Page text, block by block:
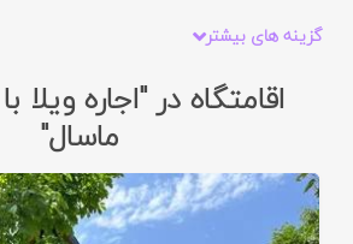
گزینه های بیشتر
اقامتگاه در "اجاره ویلا
ماسال"